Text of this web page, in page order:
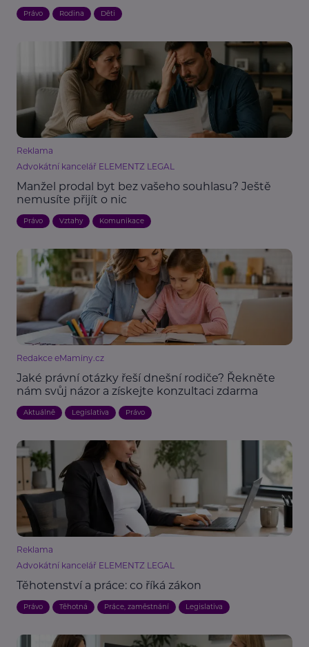
Právo Rodina Děti
Reklama
Advokátní kancelář ELEMENTZ LEGAL
Manžel prodal byt bez vašeho souhlasu? Ještě
nemusíte přijít o nic
Právo Vztahy Komunikace
Redakce eMaminy.cz
Jaké právní otázky řeší dnešní rodiče? Řekněte
nám svůj názor a získejte konzultaci zdarma
Aktuálně Legislativa Právo
Reklama
Advokátní kancelář ELEMENTZ LEGAL
Těhotenství a práce: co říká zákon
Právo Těhotná Práce, zaměstnání Legislativa